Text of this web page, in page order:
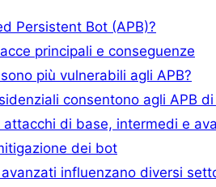
Persistent Bot (APB)?
principali e conseguenze
più vulnerabili agli APB?
consentono agli APB
di base, intermedi e
dei bot
influenzano diversi